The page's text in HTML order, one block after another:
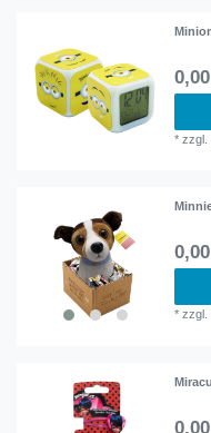
*zzgl.
*zzgl.